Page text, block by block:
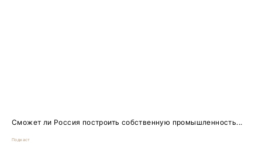
Сможет ли Россия построить собственную промышленность...
Подкаст